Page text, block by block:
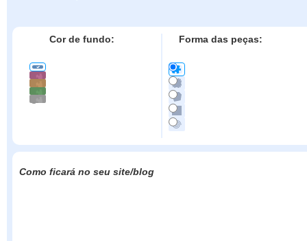
Cor de fundo: Forma das peças:
Como ficará no seu site/blog